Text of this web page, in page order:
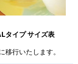
タイプ サイズ表
行いたします。